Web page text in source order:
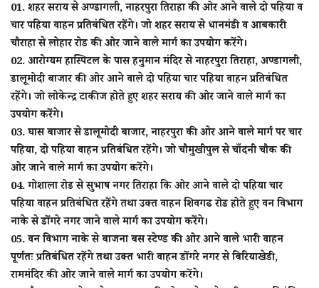
01. शहर सराय से अण्डागली, नाहरपुरा तिराहा की ओर आने वाले दो पहिया व
चार पहिया वाहन प्रतिबंधित रहेंगे। जो शहर सराय से धानमंडी व आबकारी
चौराहा से लोहार रोड की ओर जाने वाले मार्ग का उपयोग करेंगे।
02. आरोग्यम हास्पिटल के पास हनुमान मंदिर से नाहरपुरा तिराहा, अण्डागली,
डालूमोदी बाजार की ओर आने वाले दो पहिया चार पहिया वाहन प्रतिबंधित
रहेंगे। जो लोकेन्द्र टाकीज होते हुए शहर सराय की ओर जाने वाले मार्ग का
उपयोग करेंगे।
03. घास बाजार से डालूमोदी बाजार, नाहरपुरा की ओर आने वाले मार्ग पर चार
पहिया, दो पहिया वाहन प्रतिबंधित रहेंगे। जो चौमुखीपुल से चाँदनी चौक की
ओर जाने वाले मार्ग का उपयोग करेंगे।
04. गोशाला रोड से सुभाष नगर तिराहा कि ओर आने वाले दो पहिया चार
पहिया वाहन प्रतिबंधित रहेंगे तथा उक्त वाहन शिवगढ रोड होते हुए वन विभाग
नाके से डोंगरे नगर जाने वाले मार्ग का उपयोग करेंगे।
05. वन विभाग नाके से बाजना बस स्टेण्ड की ओर आने वाले भारी वाहन
पूर्णतः प्रतिबंधित रहेंगे तथा उक्त भारी वाहन डोंगरे नगर से बिरियाखेडी,
राममंदिर की ओर जाने वाले मार्ग का उपयोग करेंगे।